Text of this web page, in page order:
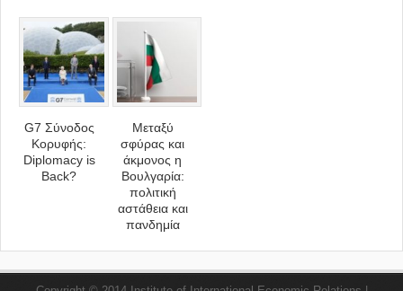
G7 Σύνοδος
Κορυφής:
Diplomacy is
Back?
Μεταξύ
σφύρας και
άκμονος η
Βουλγαρία:
πολιτική
αστάθεια και
πανδημία